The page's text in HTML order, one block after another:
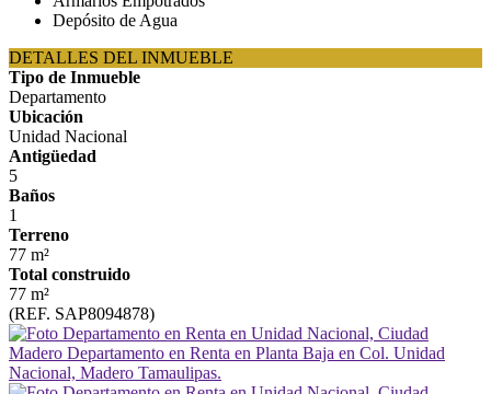
Depósito de Agua
DETALLES DEL INMUEBLE
Tipo de Inmueble
Departamento
Ubicación
Unidad Nacional
Antigüedad
5
Baños
1
Terreno
77 m²
Total construido
77 m²
(REF. SAP8094878)